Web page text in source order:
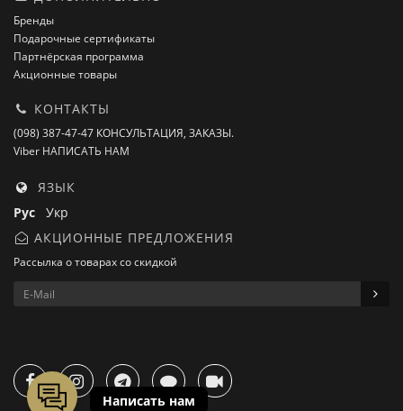
Бренды
Подарочные сертификаты
Партнёрская программа
Акционные товары
КОНТАКТЫ
(098) 387-47-47 КОНСУЛЬТАЦИЯ, ЗАКАЗЫ.
Viber НАПИСАТЬ НАМ
ЯЗЫК
Рус Укр
АКЦИОННЫЕ ПРЕДЛОЖЕНИЯ
Рассылка о товарах со скидкой